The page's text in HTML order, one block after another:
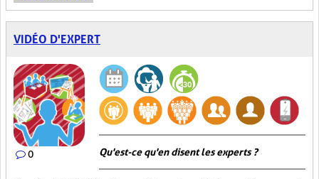
VIDÉO D'EXPERT
0 Qu'est-ce qu'en disent les experts ?